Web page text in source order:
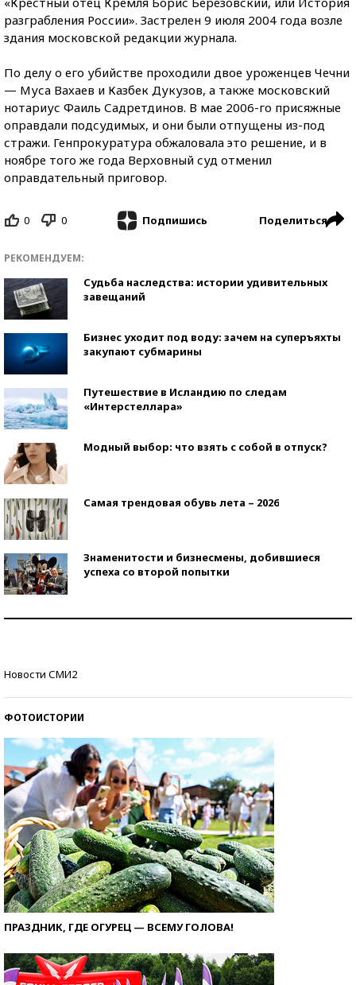
разграбления России». Застрелен 9 июля 2004 года возле
здания московской редакции журнала.
По делу о его убийстве проходили двое уроженцев Чечни
— Муса Вахаев и Казбек Дукузов, а также московский
нотариус Фаиль Садретдинов. В мае 2006-го присяжные
оправдали подсудимых, и они были отпущены из-под
стражи. Генпрокуратура обжаловала это решение, и в
ноябре того же года Верховный суд отменил
оправдательный приговор.
0 0 Подпишись Поделиться
РЕКОМЕНДУЕМ:
Судьба наследства: истории удивительных
завещаний
Бизнес уходит под воду: зачем на суперъяхты
закупают субмарины
Путешествие в Исландию по следам
«Интерстеллара»
Модный выбор: что взять с собой в отпуск?
Самая трендовая обувь лета – 2026
Знаменитости и бизнесмены, добившиеся
успеха со второй попытки
Новости СМИ2
ФОТОИСТОРИИ
ПРАЗДНИК, ГДЕ ОГУРЕЦ — ВСЕМУ ГОЛОВА!